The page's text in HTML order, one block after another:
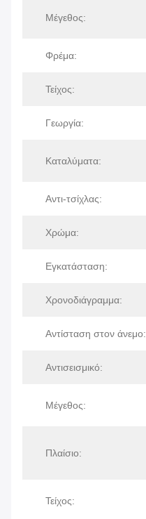
Μέγεθος:
Φρέμα:
Τείχος:
Γεωργία:
Καταλύματα:
Αντι-τσίχλας:
Χρώμα:
Εγκατάσταση:
Χρονοδιάγραμμα:
Αντίσταση στον άνεμο:
Αντισεισμικό:
Μέγεθος:
Πλαίσιο:
Τείχος: